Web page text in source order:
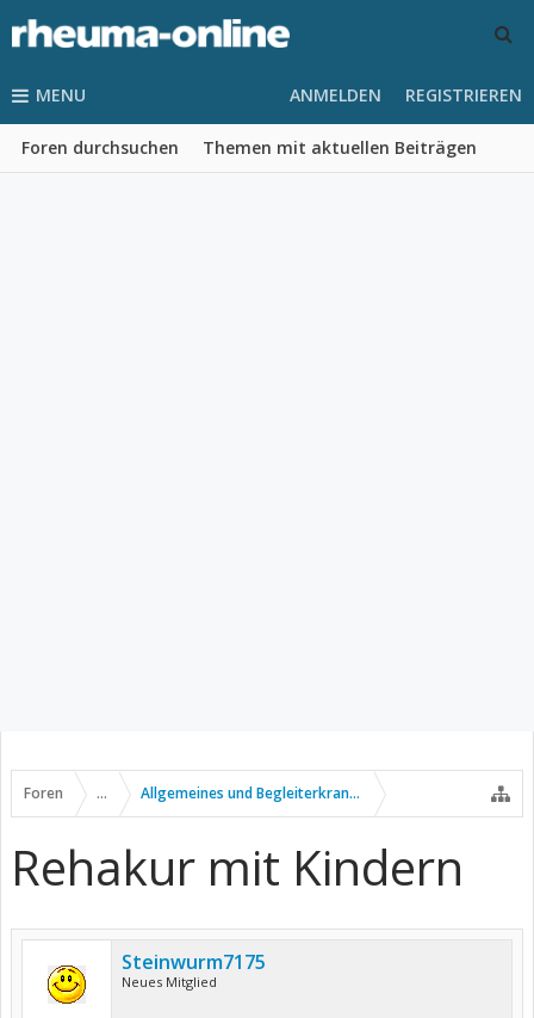
MENU
Foren durchsuchen Themen mit aktuellen Beiträgen
ANMELDEN REGISTRIEREN
Foren ... Allgemeines und Begleiterkrankungen
Rehakur mit Kindern
Steinwurm7175
Neues Mitglied